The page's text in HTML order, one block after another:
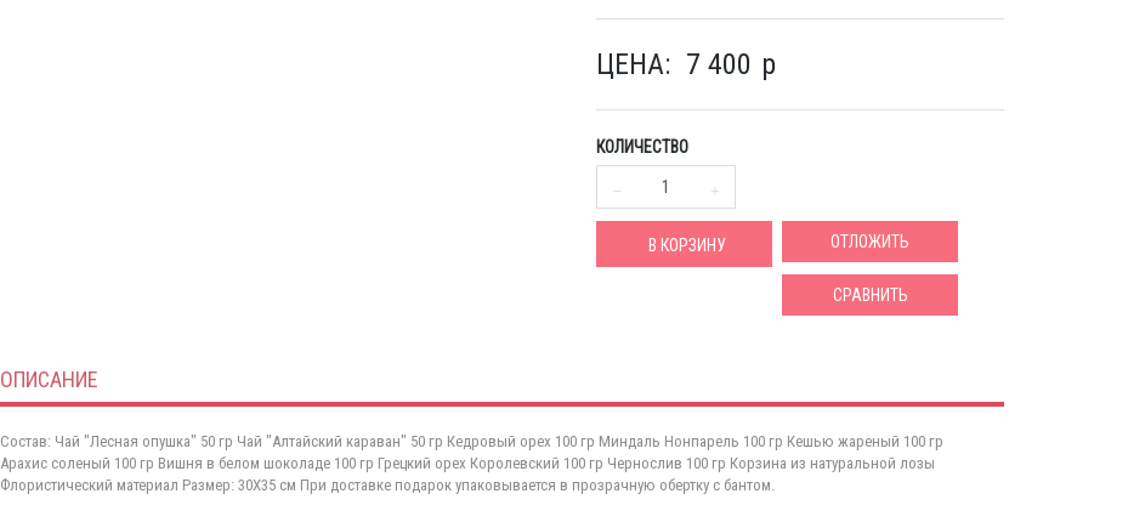
ЦЕНА: 7 400 p
КОЛИЧЕСТВО
В КОРЗИНУ ОТЛОЖИТЬ
СРАВНИТЬ
ОПИСАНИЕ
Состав: Чай "Лесная опушка" 50 гр Чай "Алтайский караван" 50 гр Кедровый орех 100 гр Миндаль Нонпарель 100 гр Кешью жареный 100 гр
Арахис соленый 100 гр Вишня в белом шоколаде 100 гр Грецкий орех Королевский 100 гр Чернослив 100 гр Корзина из натуральной лозы
Флористический материал Размер: 30Х35 см При доставке подарок упаковывается в прозрачную обертку с бантом.